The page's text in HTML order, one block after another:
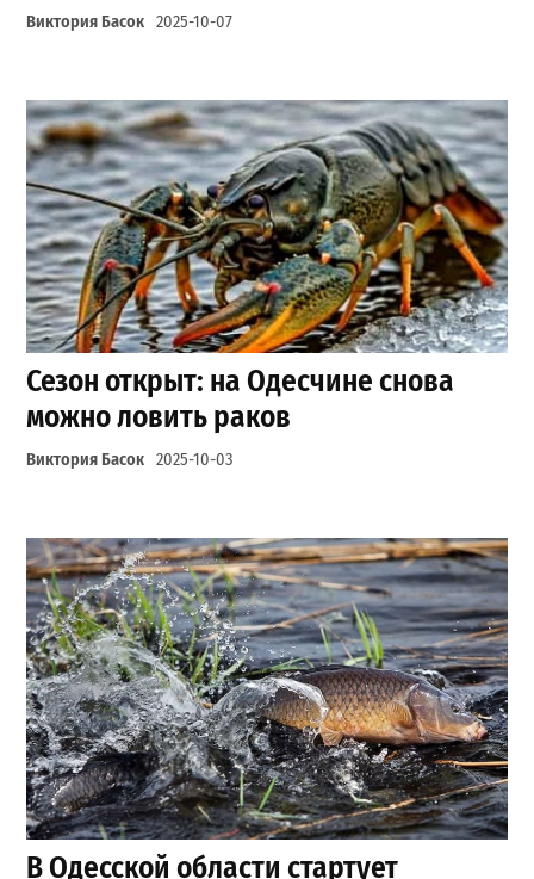
Виктория Басок 2025-10-07
Сезон открыт: на Одесчине снова
можно ловить раков
Виктория Басок 2025-10-03
В Одесской области стартует